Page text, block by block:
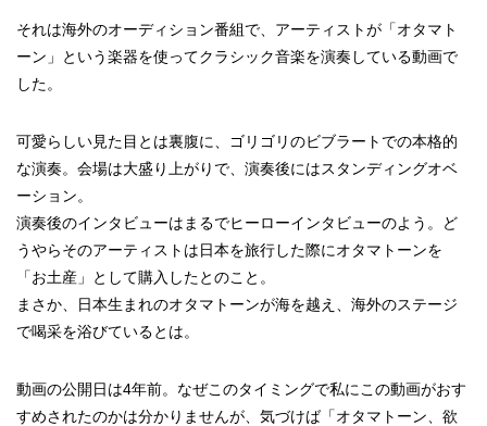
それは海外のオーディション番組で、アーティストが「オタマト
ーン」という楽器を使ってクラシック音楽を演奏している動画で
した。
可愛らしい見た目とは裏腹に、ゴリゴリのビブラートでの本格的
な演奏。会場は大盛り上がりで、演奏後にはスタンディングオベ
ーション。
演奏後のインタビューはまるでヒーローインタビューのよう。ど
うやらそのアーティストは日本を旅行した際にオタマトーンを
「お土産」として購入したとのこと。
まさか、日本生まれのオタマトーンが海を越え、海外のステージ
で喝采を浴びているとは。
動画の公開日は4年前。なぜこのタイミングで私にこの動画がおす
すめされたのかは分かりませんが、気づけば「オタマトーン、欲